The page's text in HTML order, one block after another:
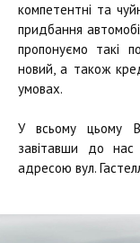
компетентні та
придбання
пропонуємо такі
новий, а також
умовах.
У всьому цьому
завітавши до
адресою вул.